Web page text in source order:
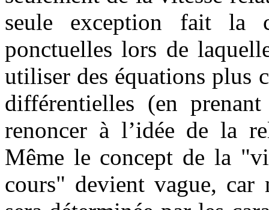
seule exception fait la
ponctuelles lors de
utiliser des équations plus
différentielles (en
renoncer à l’idée de la
Même le concept de la
cours" devient vague, car